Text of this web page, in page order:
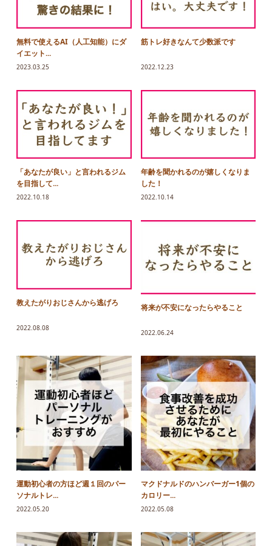
無料で使えるAI（人工知能）にダ
イエット...
2023.03.25
筋トレ好きなんて少数派です
2022.12.23
「あなたが良い」と言われるジム
を目指して...
2022.10.18
年齢を聞かれるのが嬉しくなりま
した！
2022.10.14
教えたがりおじさんから逃げろ
2022.08.08
将来が不安になったらやること
2022.06.24
運動初心者の方ほど週１回のパー
ソナルトレ...
2022.05.20
マクドナルドのハンバーガー1個の
カロリー...
2022.05.08